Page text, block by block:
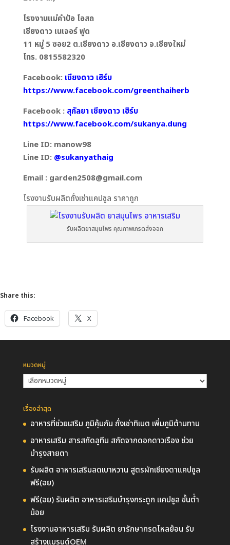
โรงงานแม่คำป้อ โอสถ
เชียงดาว เนเจอร์ ฟูด
11 หมู่ 5 ซอย2 ต.เชียงดาว อ.เชียงดาว จ.เชียงใหม่
โทร. 0815582320
Facebook: เชียงดาว เฮิร์บ
https://www.facebook.com/greenthaiherb
Facebook : สุกัลยา เชียงดาว เฮิร์บ
https://www.facebook.com/sukanya.dung
Line ID: manow98
Line ID: @sukanyathaig
Email : garden2508@gmail.com
โรงงานรับผลิตถั่งเช่าแคปซูล ราคาถูก
รับผลิตยาสมุนไพร คุณภาพเกรดส่งออก
Share this:
Facebook X
หมวดหมู่
หมวด
เรื่องล่าสุด
อาหารที่ช่วยเสริม ภูมิคุ้มกัน ถั่งเช่าทิเบต เพิ่มภูมิต้านทาน
อาหารเสริม สารสกัดลูทีน สกัดจากดอกดาวเรือง ช่วย
บำรุงสายตา
รับผลิต อาหารเสริมลดเบาหวาน สูตรผักเชียงดาแคปซูล
ฟรี(อย)
ฟรี(อย) รับผลิต อาหารเสริมบำรุงกระดูก แคปซูล ขั้นต่ำ
น้อย
โรงงานอาหารเสริม รับผลิต ยารักษากรดไหลย้อน รับ
สร้างแบรนด์OEM